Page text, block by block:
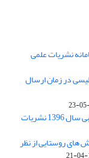
نشریات علمی
در زمان ارسال
کسب رتبه A فصلنامه پژوهش های روستایی در ارزیابی سال 1396 نشریات
های روستایی از نظر